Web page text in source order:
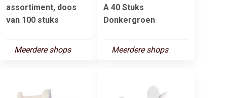
assortiment, doos
van 100 stuks
Meerdere shops
A 40 Stuks
Donkergroen
Meerdere shops